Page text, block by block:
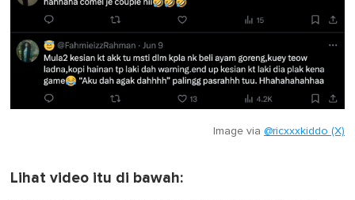
Image via @ricxxxkiddo (X)
Lihat video itu di bawah: